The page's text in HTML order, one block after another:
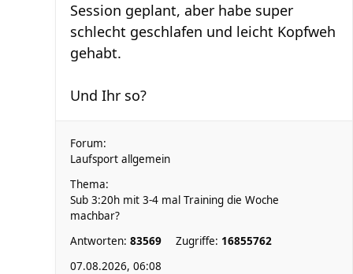
Session geplant, aber habe super
schlecht geschlafen und leicht Kopfweh
gehabt.
Und Ihr so?
Forum:
Laufsport allgemein
Thema:
Sub 3:20h mit 3-4 mal Training die Woche
machbar?
Antworten: 83569 Zugriffe: 16855762
07.08.2026, 06:08